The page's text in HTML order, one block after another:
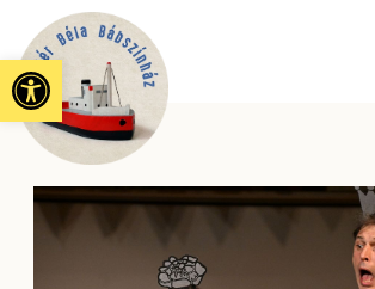
Eszköztár megnyitása